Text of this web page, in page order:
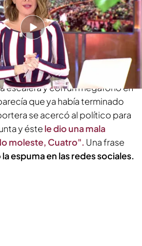
comenzara la campaña, el
una conferencia en plena
escalera y con un megáfono en
que ya había terminado
se acercó al político para
y éste le dio una mala
moleste, Cuatro". Una frase
espuma en las redes sociales.